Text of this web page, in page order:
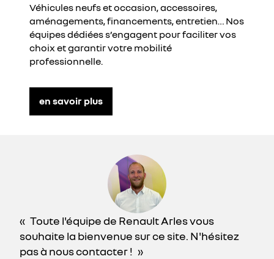
Véhicules neufs et occasion, accessoires,
aménagements, financements, entretien… Nos
équipes dédiées s’engagent pour faciliter vos
choix et garantir votre mobilité
professionnelle.
en savoir plus
Toute l'équipe de Renault Arles vous
souhaite la bienvenue sur ce site. N'hésitez
pas à nous contacter !